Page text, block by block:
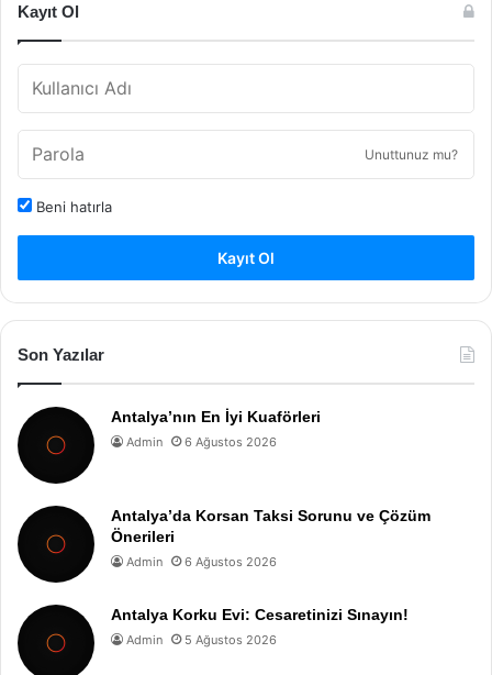
Kayıt Ol
Unuttunuz mu?
Beni hatırla
Kayıt Ol
Son Yazılar
Antalya’nın En İyi Kuaförleri
Admin 6 Ağustos 2026
Antalya’da Korsan Taksi Sorunu ve Çözüm
Önerileri
Admin 6 Ağustos 2026
Antalya Korku Evi: Cesaretinizi Sınayın!
Admin 5 Ağustos 2026